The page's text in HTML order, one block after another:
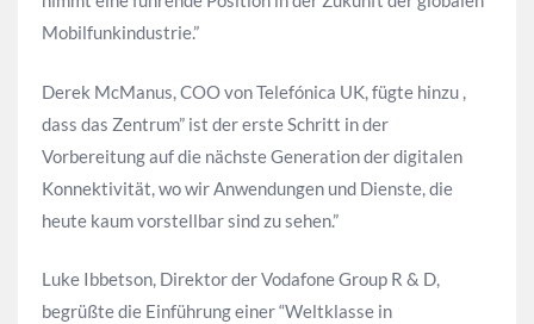
Mobilfunkindustrie.”
Derek McManus, COO von Telefónica UK, fügte hinzu ,
dass das Zentrum” ist der erste Schritt in der
Vorbereitung auf die nächste Generation der digitalen
Konnektivität, wo wir Anwendungen und Dienste, die
heute kaum vorstellbar sind zu sehen.”
Luke Ibbetson, Direktor der Vodafone Group R & D,
begrüßte die Einführung einer “Weltklasse in